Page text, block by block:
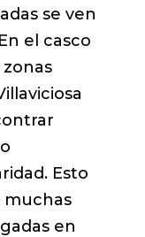
se ven
el casco
Esto
muchas
en